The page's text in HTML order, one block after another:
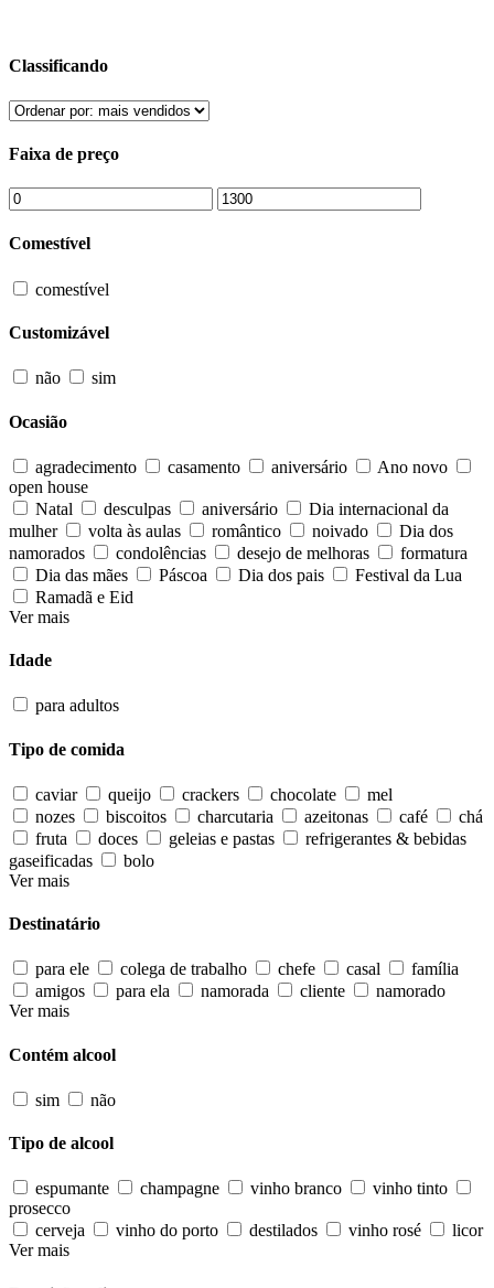
Classificando
Faixa de preço
Comestível
comestível
Customizável
não sim
Ocasião
agradecimento casamento aniversário
Ano novo
open house
Natal
desculpas aniversário
Dia internacional da
mulher
volta às aulas romântico noivado
Dia dos
namorados
condolências desejo de melhoras
formatura
Dia das mães
Páscoa Dia dos pais
Festival da Lua
Ramadã e Eid
Ver mais
Idade
para adultos
Tipo de comida
caviar queijo crackers chocolate
mel
nozes
biscoitos charcutaria azeitonas café
chá
fruta
doces geleias e pastas
refrigerantes & bebidas
gaseificadas
bolo
Ver mais
Destinatário
para ele colega de trabalho chefe casal
família
amigos
para ela namorada cliente
namorado
Ver mais
Contém alcool
sim não
Tipo de alcool
espumante champagne vinho branco
vinho tinto
prosecco
cerveja
vinho do porto destilados vinho rosé
licor
Ver mais